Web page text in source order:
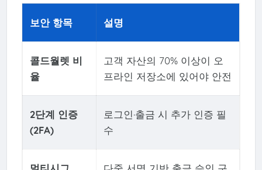
보안 항목 설명
콜드월렛 비
율
고객 자산의 70% 이상이 오
프라인 저장소에 있어야 안전
2단계 인증
(2FA)
로그인·출금 시 추가 인증 필
수